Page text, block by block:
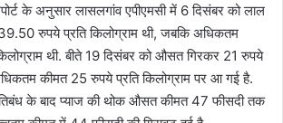
के अनुसार लासलगांव एपीएमसी में 6 दिसंबर को लाल
रुपये प्रति किलोग्राम थी, जबकि अधिकतम
थी. बीते 19 दिसंबर को औसत गिरकर 21 रुपये
कीमत 25 रुपये प्रति किलोग्राम पर आ गई है.
के बाद प्याज की थोक औसत कीमत 47 फीसदी तक